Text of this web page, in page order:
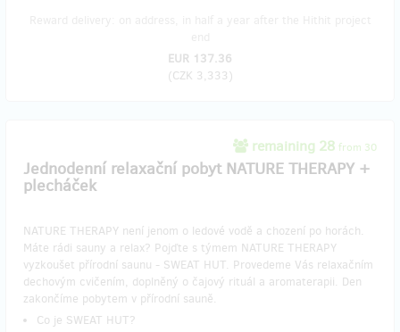
EUR 137.36
(CZK 3,333)
remaining 28 from 30
Jednodenní relaxační pobyt NATURE THERAPY +
plecháček
NATURE THERAPY není jenom o ledové vodě a chození po horách.
Máte rádi sauny a relax? Pojďte s týmem NATURE THERAPY
vyzkoušet přírodní saunu - SWEAT HUT. Provedeme Vás relaxačním
dechovým cvičením, doplněný o čajový rituál a aromaterapii. Den
zakončíme pobytem v přírodní sauně.
Co je SWEAT HUT?